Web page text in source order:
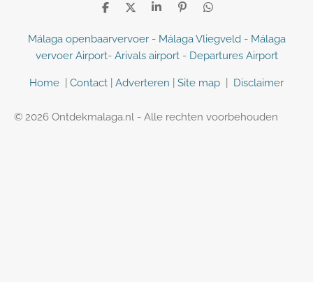
D
l
n
D
e
S
a
e
P
n
n
e
D
l
n
Málaga openbaarvervoer- Málaga Vliegveld- Málaga
vervoer Airport- Arivals airport- Departures Airport
Home Contact Adverteren Site map Disclaimer
© 2026 Ontdekmalaga.nl - Alle rechten voorbehouden